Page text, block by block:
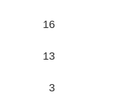
16
13
3